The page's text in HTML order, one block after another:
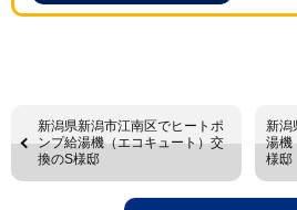
新潟県新潟市江南区でヒートポ
ンプ給湯機（エコキュート）交
換のS様邸
新潟
湯機
様邸